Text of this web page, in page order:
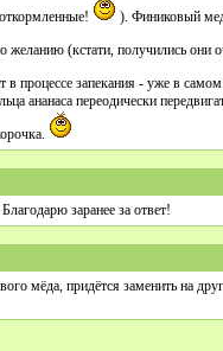
). Финиковый
желанию (кстати, получились они
в процессе запекания - уже в самом
ананаса переодически
заранее за ответ!
мёда, придётся заменить на